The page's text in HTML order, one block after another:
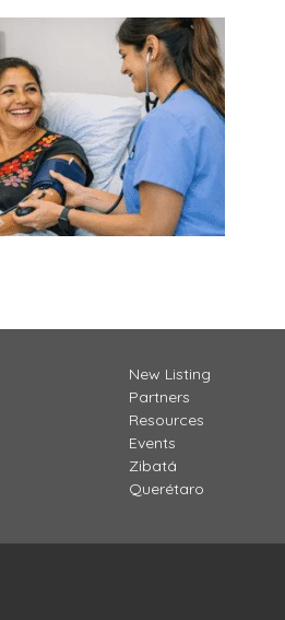
New Listing
Partners
Resources
Events
Zibatá
Querétaro